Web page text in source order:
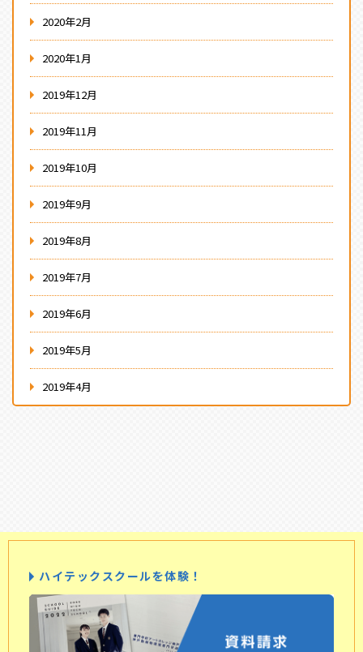
2020年2月
2020年1月
2019年12月
2019年11月
2019年10月
2019年9月
2019年8月
2019年7月
2019年6月
2019年5月
2019年4月
ハイテックスクールを体験！